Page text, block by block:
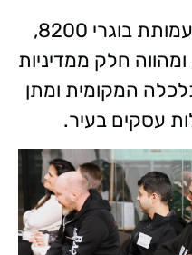
התכנית מושקת בשיתוף עמותת בוגרי 8200,
חלק ממדיניות
המקומית ומתן
עסקים בעיר.